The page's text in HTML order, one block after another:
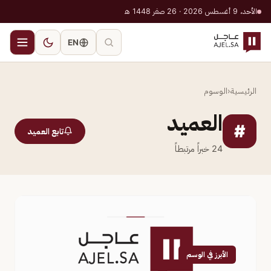
الأحد، 9 أغسطس 2026 · 26 صفر 1448 هـ
EN
الرئيسية‹الوسوم
# العميد
24 خبراً مرتبطاً
تابع العميد
الأبرز في الوسم